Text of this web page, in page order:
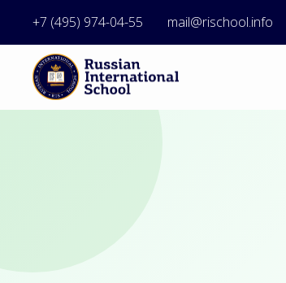
+7 (495) 974-04-55 mail@rischool.info